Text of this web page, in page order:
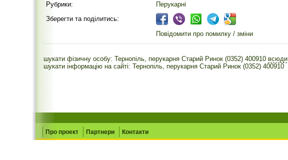
Рубрики:
Перукарні
Зберегти та поділитись:
Повідомити про помилку / зміни
шукати фізичну особу: Тернопіль, перукарня Старий Ринок (0352) 400910 всюди
шукати інформацію на сайті: Тернопіль, перукарня Старий Ринок (0352) 400910
Про проект Партнери Контакти